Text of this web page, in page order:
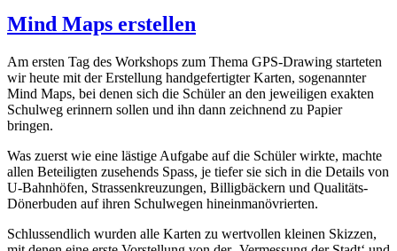
Mind Maps erstellen
Am ersten Tag des Workshops zum Thema GPS-Drawing starteten
wir heute mit der Erstellung handgefertigter Karten, sogenannter
Mind Maps, bei denen sich die Schüler an den jeweiligen exakten
Schulweg erinnern sollen und ihn dann zeichnend zu Papier
bringen.
Was zuerst wie eine lästige Aufgabe auf die Schüler wirkte, machte
allen Beteiligten zusehends Spass, je tiefer sie sich in die Details von
U-Bahnhöfen, Strassenkreuzungen, Billigbäckern und Qualitäts-
Dönerbuden auf ihren Schulwegen hineinmanövrierten.
Schlussendlich wurden alle Karten zu wertvollen kleinen Skizzen,